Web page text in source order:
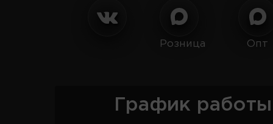
Розница Опт
График